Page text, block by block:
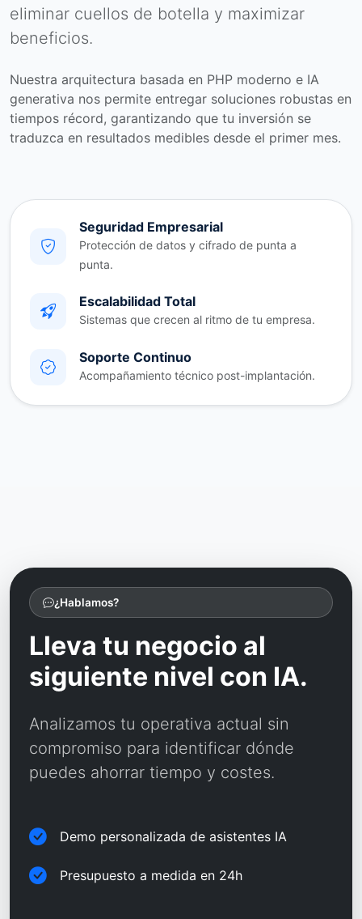
Seguridad Empresarial
Protección de datos y cifrado de punta a
punta.
Escalabilidad Total
Sistemas que crecen al ritmo de tu empresa.
Soporte Continuo
Acompañamiento técnico post-implantación.
eliminar cuellos de botella y maximizar
beneficios.
Nuestra arquitectura basada en PHP moderno e IA
generativa nos permite entregar soluciones robustas en
tiempos récord, garantizando que tu inversión se
traduzca en resultados medibles desde el primer mes.
¿Hablamos?
Lleva tu negocio al
siguiente nivel con IA.
Analizamos tu operativa actual sin
compromiso para identificar dónde
puedes ahorrar tiempo y costes.
Demo personalizada de asistentes IA
Presupuesto a medida en 24h